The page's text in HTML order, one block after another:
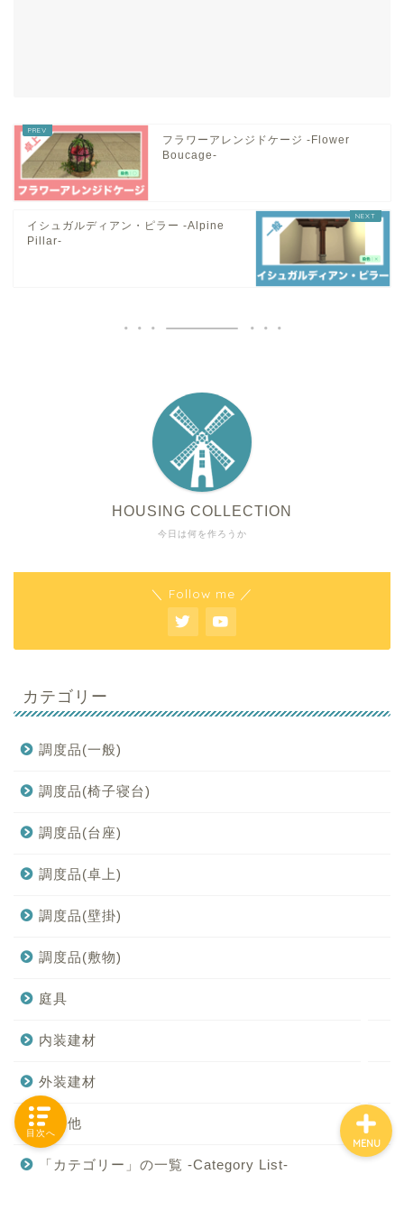
フラワーアレンジドケージ -Flower
Boucage-
イシュガルディアン・ピラー -Alpine
Pillar-
今日は何を作ろうか
HOUSING COLLECTION
＼ Follow me ／
カテゴリー
調度品(一般)
調度品(椅子寝台)
調度品(台座)
調度品(卓上)
調度品(壁掛)
調度品(敷物)
庭具
内装建材
外装建材
その他
「カテゴリー」の一覧 -Category List-
MENU
目次へ